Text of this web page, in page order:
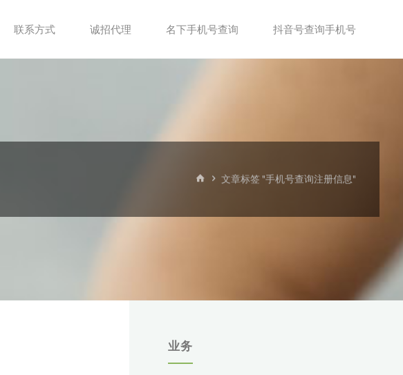
联系方式 诚招代理 名下手机号查询 抖音号查询手机号
首 文章标签 "手机号查询注册信息"
业务